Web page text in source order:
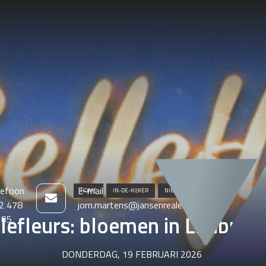
478
E-mail
jorn.martens@jansenrealestate.be
HOME IN-DE-KIJKER NIEUWS
bloemen in
DONDERDAG, 19 FEBRUARI 2026